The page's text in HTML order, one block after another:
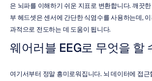
은 뇌파를 이해하기 쉬운 지표로 변환합니다. 깨끗
부 헤드셋은 센서에 간단한 식염수를 사용하는데,
과적으로 전도하는 데 도움이 됩니다.
웨어러블 EEG로 무엇을 할
여기서부터 정말 흥미로워집니다. 뇌 데이터에 접근